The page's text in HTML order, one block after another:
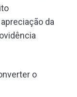
da
o